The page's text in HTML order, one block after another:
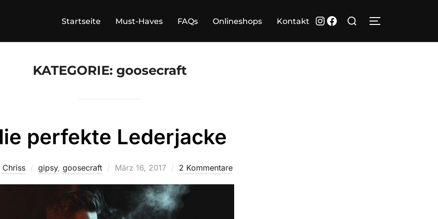
Startseite Must-Haves FAQs Onlineshops Kontakt Instagram
Facebook
Suchen
KATEGORIE: goosecraft
perfekte Lederjacke
Chriss gipsy, goosecraft
Veröffentlicht
März 16, 2017 2 Kommentare